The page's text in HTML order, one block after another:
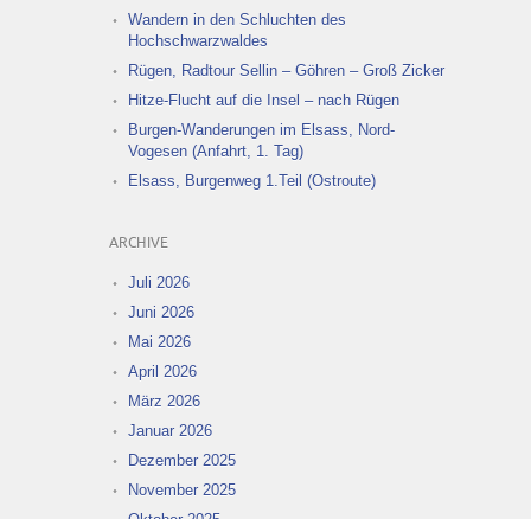
Wandern in den Schluchten des
Hochschwarzwaldes
Rügen, Radtour Sellin – Göhren – Groß Zicker
Hitze-Flucht auf die Insel – nach Rügen
Burgen-Wanderungen im Elsass, Nord-
Vogesen (Anfahrt, 1. Tag)
Elsass, Burgenweg 1.Teil (Ostroute)
ARCHIVE
Juli 2026
Juni 2026
Mai 2026
April 2026
März 2026
Januar 2026
Dezember 2025
November 2025